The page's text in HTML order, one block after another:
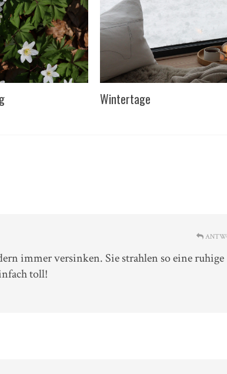
Wintertage
immer versinken. Sie strahlen so eine ruhige
toll!